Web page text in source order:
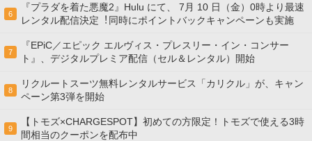
6
『プラダを着た悪魔2』Hulu にて、 7⽉ 10 ⽇（金）0時より最速
レンタル配信決定︕同時にポイントバックキャンペーンも実施
7
『EPiC／エピック エルヴィス・プレスリー・イン・コンサー
ト』、デジタルプレミア配信（セル＆レンタル）開始
8
リクルートスーツ無料レンタルサービス「カリクル」が、キャン
ペーン第3弾を開始
9
【トモズ×CHARGESPOT】初めての方限定！トモズで使える3時
間相当のクーポンを配布中